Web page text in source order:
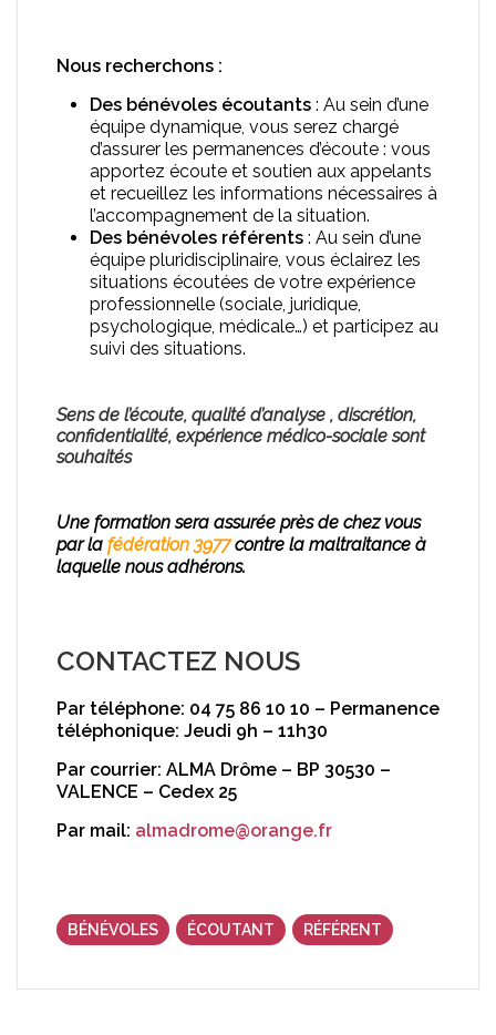
Nous recherchons :
Des bénévoles écoutants : Au sein d’une
équipe dynamique, vous serez chargé
d’assurer les permanences d’écoute : vous
apportez écoute et soutien aux appelants
et recueillez les informations nécessaires à
l’accompagnement de la situation.
Des bénévoles référents : Au sein d’une
équipe pluridisciplinaire, vous éclairez les
situations écoutées de votre expérience
professionnelle (sociale, juridique,
psychologique, médicale…) et participez au
suivi des situations.
Sens de l’écoute, qualité d’analyse , discrétion,
confidentialité, expérience médico-sociale sont
souhaités
Une formation sera assurée près de chez vous
par la fédération 3977contre la maltraitance à
laquelle nous adhérons.
CONTACTEZ NOUS
Par téléphone: 04 75 86 10 10 – Permanence
téléphonique: Jeudi 9h – 11h30
Par courrier: ALMA Drôme – BP 30530 –
VALENCE – Cedex 25
Par mail: almadrome@orange.fr
BÉNÉVOLES ÉCOUTANT RÉFÉRENT